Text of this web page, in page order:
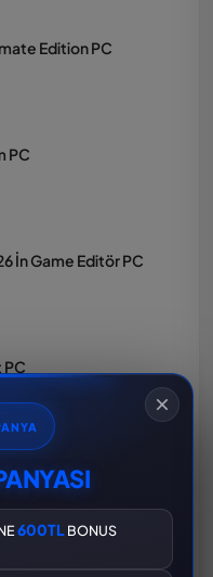
Edition PC
PC
İn Game Editör PC
PC
PC
600TLBONUS